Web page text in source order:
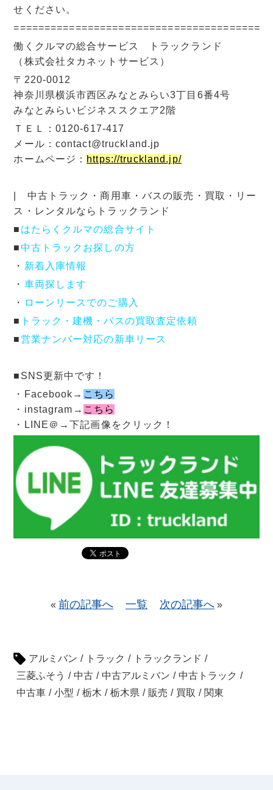
せください。
=========================================
働くクルマの総合サービス トラックランド
（株式会社タカネットサービス）
〒220-0012
神奈川県横浜市西区みなとみらい3丁目6番4号
みなとみらいビジネススクエア2階
ＴＥＬ：0120-617-417
メール：contact@truckland.jp
ホームページ： https://truckland.jp/
| 中古トラック・商用車・バスの販売・買取・リー
ス・レンタルならトラックランド
■ はたらくクルマの総合サイト
■中古トラックお探しの方
・ 新着入庫情報
・ 車両探します
・
ローンリースでのご購入
■ トラック・建機・バスの買取査定依頼
■営業ナンバー対応の新車リース
■SNS更新中です！
・Facebook→ こちら
・instagram→ こちら
・LINE＠→下記画像をクリック！
« 前の記事へ 一覧 次の記事へ »
アルミバン / トラック / トラックランド /
三菱ふそう / 中古 / 中古アルミバン / 中古トラック /
中古車 / 小型 / 栃木 / 栃木県 / 販売 / 買取 / 関東